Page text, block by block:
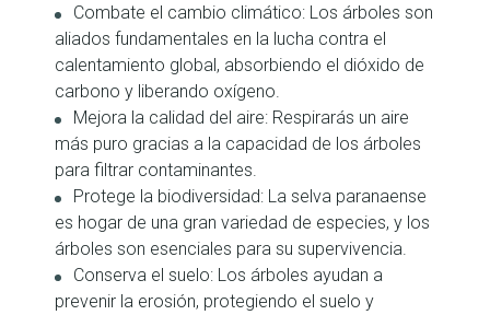
Combate el cambio climático: Los árboles son
aliados fundamentales en la lucha contra el
calentamiento global, absorbiendo el dióxido de
carbono y liberando oxígeno.
Mejora la calidad del aire: Respirarás un aire
más puro gracias a la capacidad de los árboles
para filtrar contaminantes.
Protege la biodiversidad: La selva paranaense
es hogar de una gran variedad de especies, y los
árboles son esenciales para su supervivencia.
Conserva el suelo: Los árboles ayudan a
prevenir la erosión, protegiendo el suelo y